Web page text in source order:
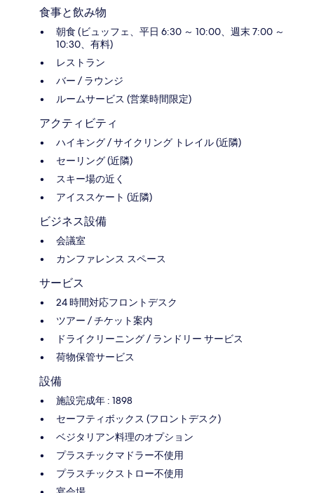
食事と飲み物
朝食 (ビュッフェ、平日 6:30 ～ 10:00、週末 7:00 ～
10:30、有料)
レストラン
バー / ラウンジ
ルームサービス (営業時間限定)
アクティビティ
ハイキング / サイクリング トレイル (近隣)
セーリング (近隣)
スキー場の近く
アイススケート (近隣)
ビジネス設備
会議室
カンファレンス スペース
サービス
24 時間対応フロントデスク
ツアー / チケット案内
ドライクリーニング / ランドリー サービス
荷物保管サービス
設備
施設完成年 : 1898
セーフティボックス (フロントデスク)
ベジタリアン料理のオプション
プラスチックマドラー不使用
プラスチックストロー不使用